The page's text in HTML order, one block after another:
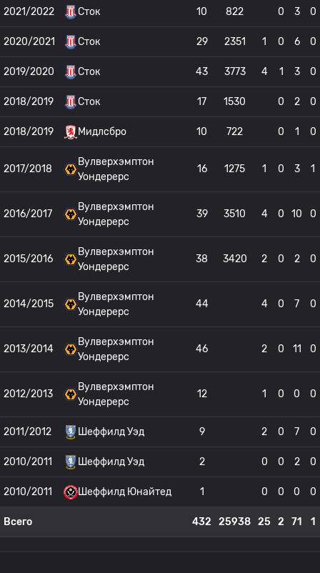
2021/2022 Сток 10 822 0 3 0
2020/2021 Сток 29 2351 1 0 6 0
2019/2020 Сток 43 3773 4 1 3 0
2018/2019 Сток 17 1530 0 2 0
2018/2019 Мидлсбро 10 722 0 1 0
2017/2018
Вулверхэмптон
Уондерерс
16 1275 1 0 3 1
2016/2017
Вулверхэмптон
Уондерерс
39 3510 4 0 10 0
2015/2016
Вулверхэмптон
Уондерерс
38 3420 2 0 2 0
2014/2015
Вулверхэмптон
Уондерерс
44 4 0 7 0
2013/2014
Вулверхэмптон
Уондерерс
46 2 0 11 0
2012/2013
Вулверхэмптон
Уондерерс
12 1 0 0 0
2011/2012 Шеффилд Уэд 9 2 0 7 0
2010/2011 Шеффилд Уэд 2 0 0 2 0
2010/2011 Шеффилд Юнайтед 1 0 0 0 0
Всего 432 25938 25 2 71 1